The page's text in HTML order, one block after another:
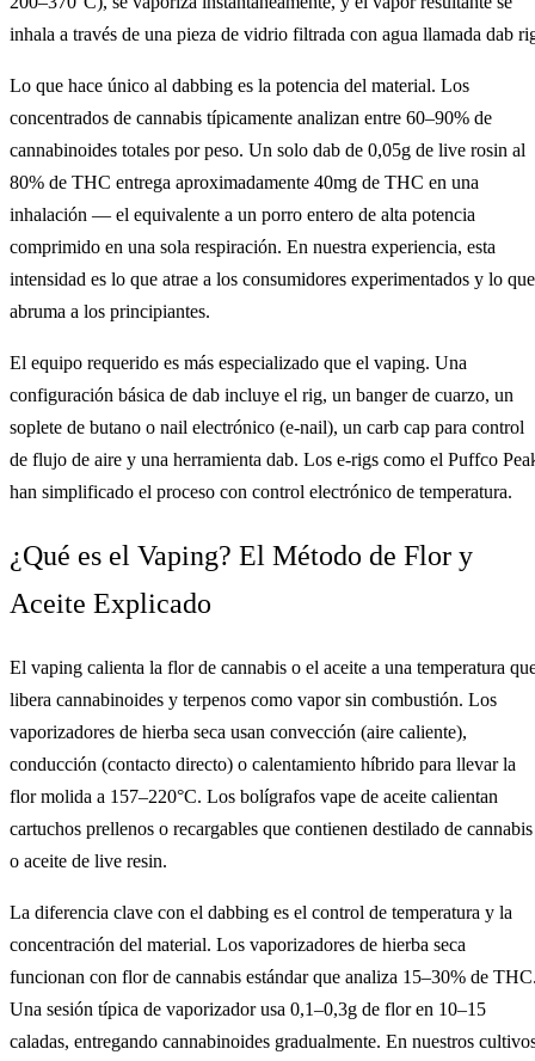
inhala a través de una pieza de vidrio filtrada con agua llamada dab
Lo que hace único al dabbing es la potencia del material. Los
concentrados de cannabis típicamente analizan entre 60–90% de
cannabinoides totales por peso. Un solo dab de 0,05g de live rosin al
80% de THC entrega aproximadamente 40mg de THC en una
inhalación — el equivalente a un porro entero de alta potencia
comprimido en una sola respiración. En nuestra experiencia, esta
intensidad es lo que atrae a los consumidores experimentados y lo que
abruma a los principiantes.
El equipo requerido es más especializado que el vaping. Una
configuración básica de dab incluye el rig, un banger de cuarzo, un
soplete de butano o nail electrónico (e-nail), un carb cap para control
de flujo de aire y una herramienta dab. Los e-rigs como el Puffco
han simplificado el proceso con control electrónico de temperatura.
¿Qué es el Vaping? El Método de Flor y
Aceite Explicado
El vaping calienta la flor de cannabis o el aceite a una temperatura
libera cannabinoides y terpenos como vapor sin combustión. Los
vaporizadores de hierba seca usan convección (aire caliente),
conducción (contacto directo) o calentamiento híbrido para llevar la
flor molida a 157–220°C. Los bolígrafos vape de aceite calientan
cartuchos prellenos o recargables que contienen destilado de cannabis
o aceite de live resin.
La diferencia clave con el dabbing es el control de temperatura y la
concentración del material. Los vaporizadores de hierba seca
funcionan con flor de cannabis estándar que analiza 15–30% de
Una sesión típica de vaporizador usa 0,1–0,3g de flor en 10–15
caladas, entregando cannabinoides gradualmente. En nuestros